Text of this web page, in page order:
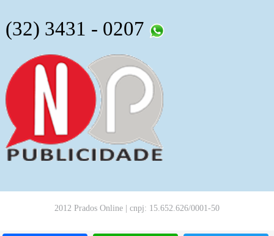
(32) 3431 - 0207
2012 Prados Online | cnpj: 15.652.626/0001-50